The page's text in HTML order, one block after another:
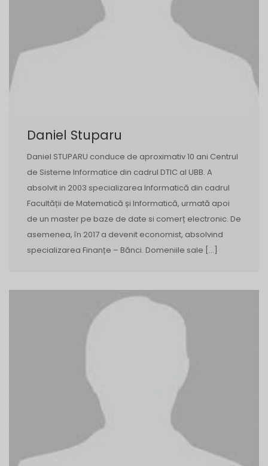
Daniel Stuparu
Daniel STUPARU conduce de aproximativ 10 ani Centrul
de Sisteme Informatice din cadrul DTIC al UBB. A
absolvit in 2003 specializarea Informatică din cadrul
Facultății de Matematică și Informatică, urmată apoi
de un master pe baze de date si comerț electronic. De
asemenea, în 2017 a devenit economist, absolvind
specializarea Finanțe – Bănci. Domeniile sale […]